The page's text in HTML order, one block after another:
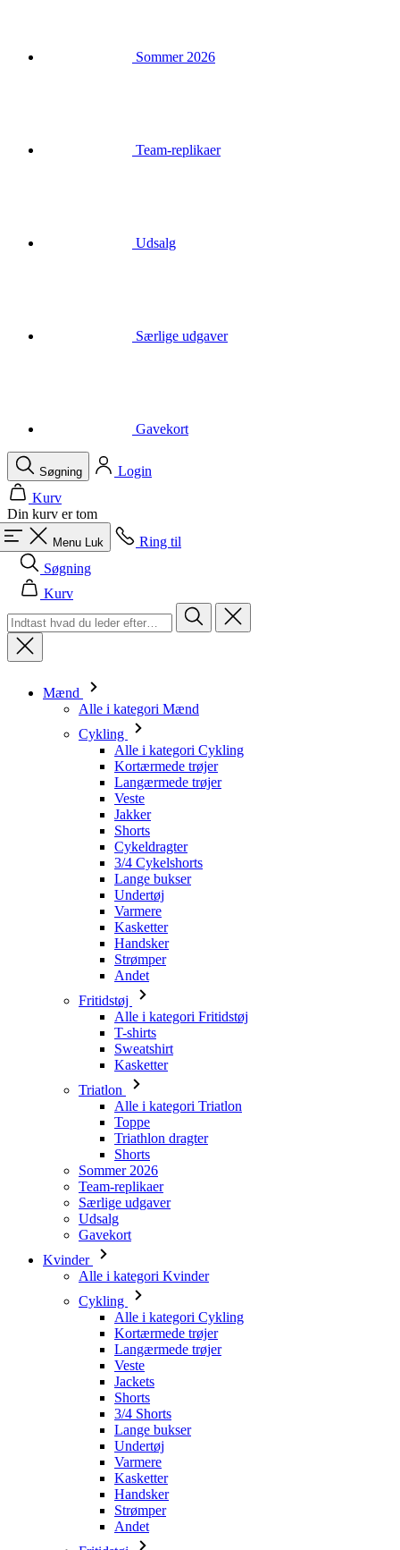
Din kurv er tom
Menu Luk
Ring til
Kurv
Mænd
Alle i kategori Mænd
Langærmede trøjer
Veste
Jakker
Shorts
Cykeldragter
3/4 Cykelshorts
Lange bukser
Undertøj
Varmere
Kasketter
Handsker
Strømper
Andet
Fritidstøj
Alle i kategori Fritidstøj
T-shirts
Sweatshirt
Kasketter
Triatlon
Alle i kategori Triatlon
Toppe
Triathlon dragter
Shorts
Sommer 2026
Team-replikaer
Særlige udgaver
Udsalg
Gavekort
Kvinder
Alle i kategori Kvinder
Cykling
Alle i kategori Cykling
Langærmede trøjer
Veste
Jackets
Shorts
3/4 Shorts
Lange bukser
Undertøj
Varmere
Kasketter
Handsker
Strømper
Andet
Fritidstøj
Alle i kategori Fritidstøj
T-Shirts
Sweatshirt
Kasketter